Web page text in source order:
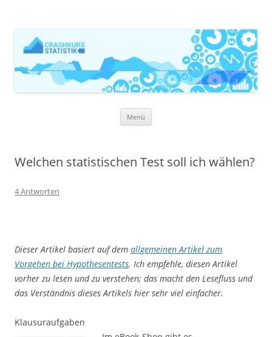
Menü
Welchen statistischen Test soll ich wählen?
4 Antworten
Dieser Artikel basiert auf dem allgemeinen Artikel zum
Vorgehen bei Hypothesentests. Ich empfehle, diesen Artikel
vorher zu lesen und zu verstehen; das macht den Lesefluss und
das Verständnis dieses Artikels hier sehr viel einfacher.
Klausuraufgaben